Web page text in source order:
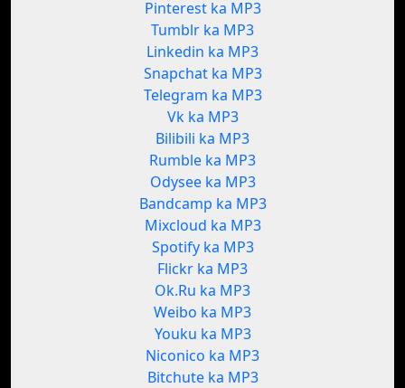
Pinterest ka MP3
Tumblr ka MP3
Linkedin ka MP3
Snapchat ka MP3
Telegram ka MP3
Vk ka MP3
Bilibili ka MP3
Rumble ka MP3
Odysee ka MP3
Bandcamp ka MP3
Mixcloud ka MP3
Spotify ka MP3
Flickr ka MP3
Ok.Ru ka MP3
Weibo ka MP3
Youku ka MP3
Niconico ka MP3
Bitchute ka MP3